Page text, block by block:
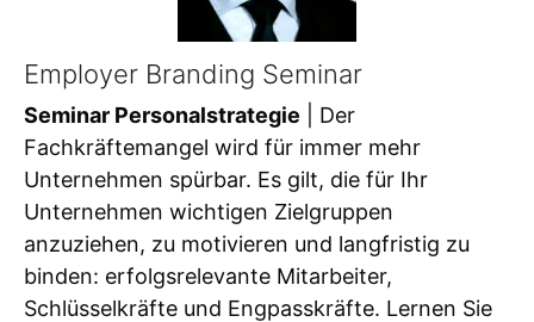
Employer Branding Seminar
Seminar Personalstrategie | Der
Fachkräftemangel wird für immer mehr
Unternehmen spürbar. Es gilt, die für Ihr
Unternehmen wichtigen Zielgruppen
anzuziehen, zu motivieren und langfristig zu
binden: erfolgsrelevante Mitarbeiter,
Schlüsselkräfte und Engpasskräfte. Lernen Sie